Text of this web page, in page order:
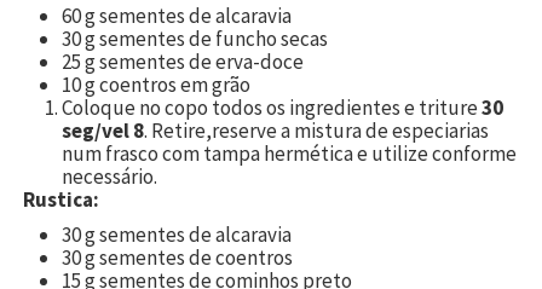
60 g sementes de alcaravia
30 g sementes de funcho secas
25 g sementes de erva-doce
10 g coentros em grão
Coloque no copo todos os ingredientes e triture30
seg/vel 8. Retire,reserve a mistura de especiarias
num frasco com tampa hermética e utilize conforme
necessário.
Rustica:
30 g sementes de alcaravia
30 g sementes de coentros
15 g sementes de cominhos preto